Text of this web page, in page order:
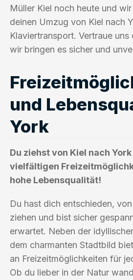
Müller Kiel noch heute und
deinen Umzug von Kiel nach
Klaviertransport. Vertraue uns
wir bringen es sicher und
und
York
Du ziehst von Kiel nach
vielfältigen
hohe Lebensqualität!
Du hast dich entschieden,
ziehen und bist sicher
erwartet. Neben der
dem charmanten Stadtbild
an Freizeitmöglichkeiten für
Ob du lieber in der Natur